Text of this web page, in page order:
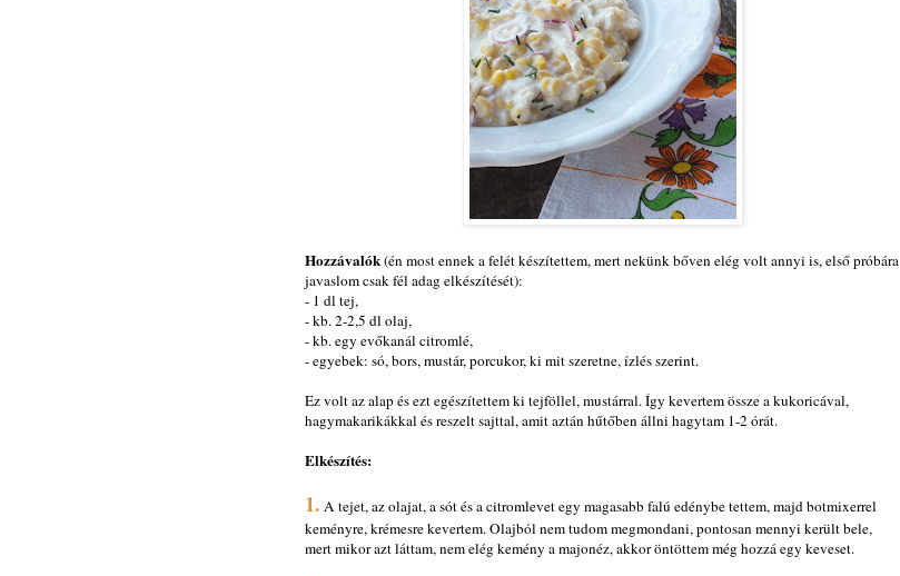
Hozzávalók(én most ennek a felét készítettem, mert nekünk bőven elég volt annyi is, első próbára
javaslom csak fél adag elkészítését):
- 1 dl tej,
- kb. 2-2,5 dl olaj,
- kb. egy evőkanál citromlé,
- egyebek: só, bors, mustár, porcukor, ki mit szeretne, ízlés szerint.
Ez volt az alap és ezt egészítettem ki tejföllel, mustárral. Így kevertem össze a kukoricával,
hagymakarikákkal és reszelt sajttal, amit aztán hűtőben állni hagytam 1-2 órát.
Elkészítés:
1. A tejet, az olajat, a sót és a citromlevet egy magasabb falú edénybe tettem, majd botmixerrel
keményre, krémesre kevertem. Olajból nem tudom megmondani, pontosan mennyi került bele,
mert mikor azt láttam, nem elég kemény a majonéz, akkor öntöttem még hozzá egy keveset.